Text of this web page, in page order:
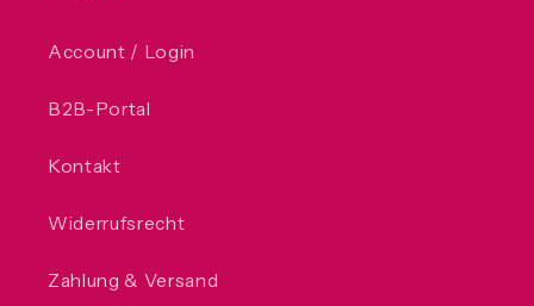
Account / Login
B2B-Portal
Kontakt
Widerrufsrecht
Zahlung & Versand